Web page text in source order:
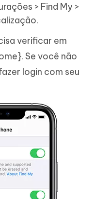
> Find My >
verificar em
Se você não
login com seu